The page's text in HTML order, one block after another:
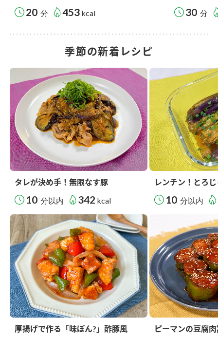
20 分 453 kcal 30 分
季節の新着レシピ
タレが決め手！無限なす豚
10 分以内 342 kcal
レンチン！とろ
10 分以内
厚揚げで作る「味ぽん?」酢豚風 ピーマンの豆腐